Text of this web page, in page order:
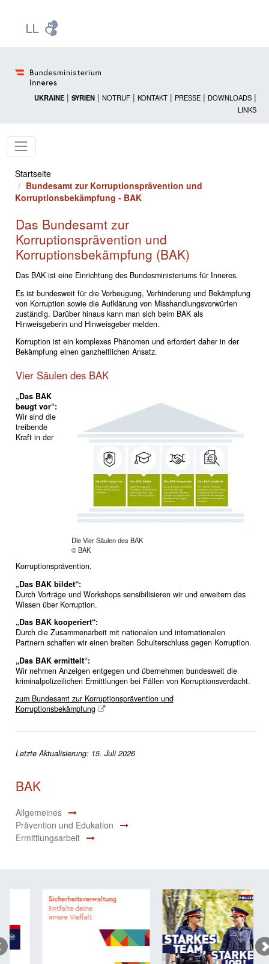
UKRAINE | SYRIEN | NOTRUF | KONTAKT | PRESSE | DOWNLOADS |
LINKS
Startseite
Bundesamt zur Korruptionsprävention und
Korruptionsbekämpfung - BAK
Das Bundesamt zur
Korruptionsprävention und
Korruptionsbekämpfung (BAK)
Das BAK ist eine Einrichtung des Bundesministeriums für Inneres.
Es ist bundesweit für die Vorbeugung, Verhinderung und Bekämpfung
von Korruption sowie die Aufklärung von Misshandlungsvorwürfen
zuständig. Darüber hinaus kann man sich beim BAK als
Hinweisgeberin und Hinweisgeber melden.
Korruption ist ein komplexes Phänomen und erfordert daher in der
Bekämpfung einen ganzheitlichen Ansatz.
Vier Säulen des BAK
Die Vier Säulen des BAK
© BAK
„Das BAK
beugt vor“:
Wir sind die
treibende
Kraft in der
Korruptionsprävention.
„Das BAK bildet“:
Durch Vorträge und Workshops sensibilisieren wir und erweitern das
Wissen über Korruption.
„Das BAK kooperiert“:
Durch die Zusammenarbeit mit nationalen und internationalen
Partnern schaffen wir einen breiten Schulterschluss gegen Korruption.
„Das BAK ermittelt“:
Wir nehmen Anzeigen entgegen und übernehmen bundesweit die
kriminalpolizeilichen Ermittlungen bei Fällen von Korruptionsverdacht.
zum Bundesamt zur Korruptionsprävention und
Korruptionsbekämpfung
Letzte Aktualisierung: 15. Juli 2026
BAK
Allgemeines
Prävention und Edukation
Ermittlungsarbeit